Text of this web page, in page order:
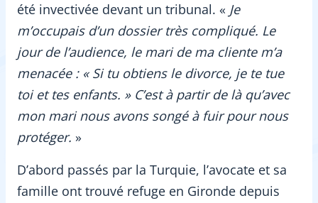
été invectivée devant un tribunal. « Je
m’occupais d’un dossier très compliqué. Le
jour de l’audience, le mari de ma cliente m’a
menacée : « Si tu obtiens le divorce, je te tue
toi et tes enfants. » C’est à partir de là qu’avec
mon mari nous avons songé à fuir pour nous
protéger. »
D’abord passés par la Turquie, l’avocate et sa
famille ont trouvé refuge en Gironde depuis